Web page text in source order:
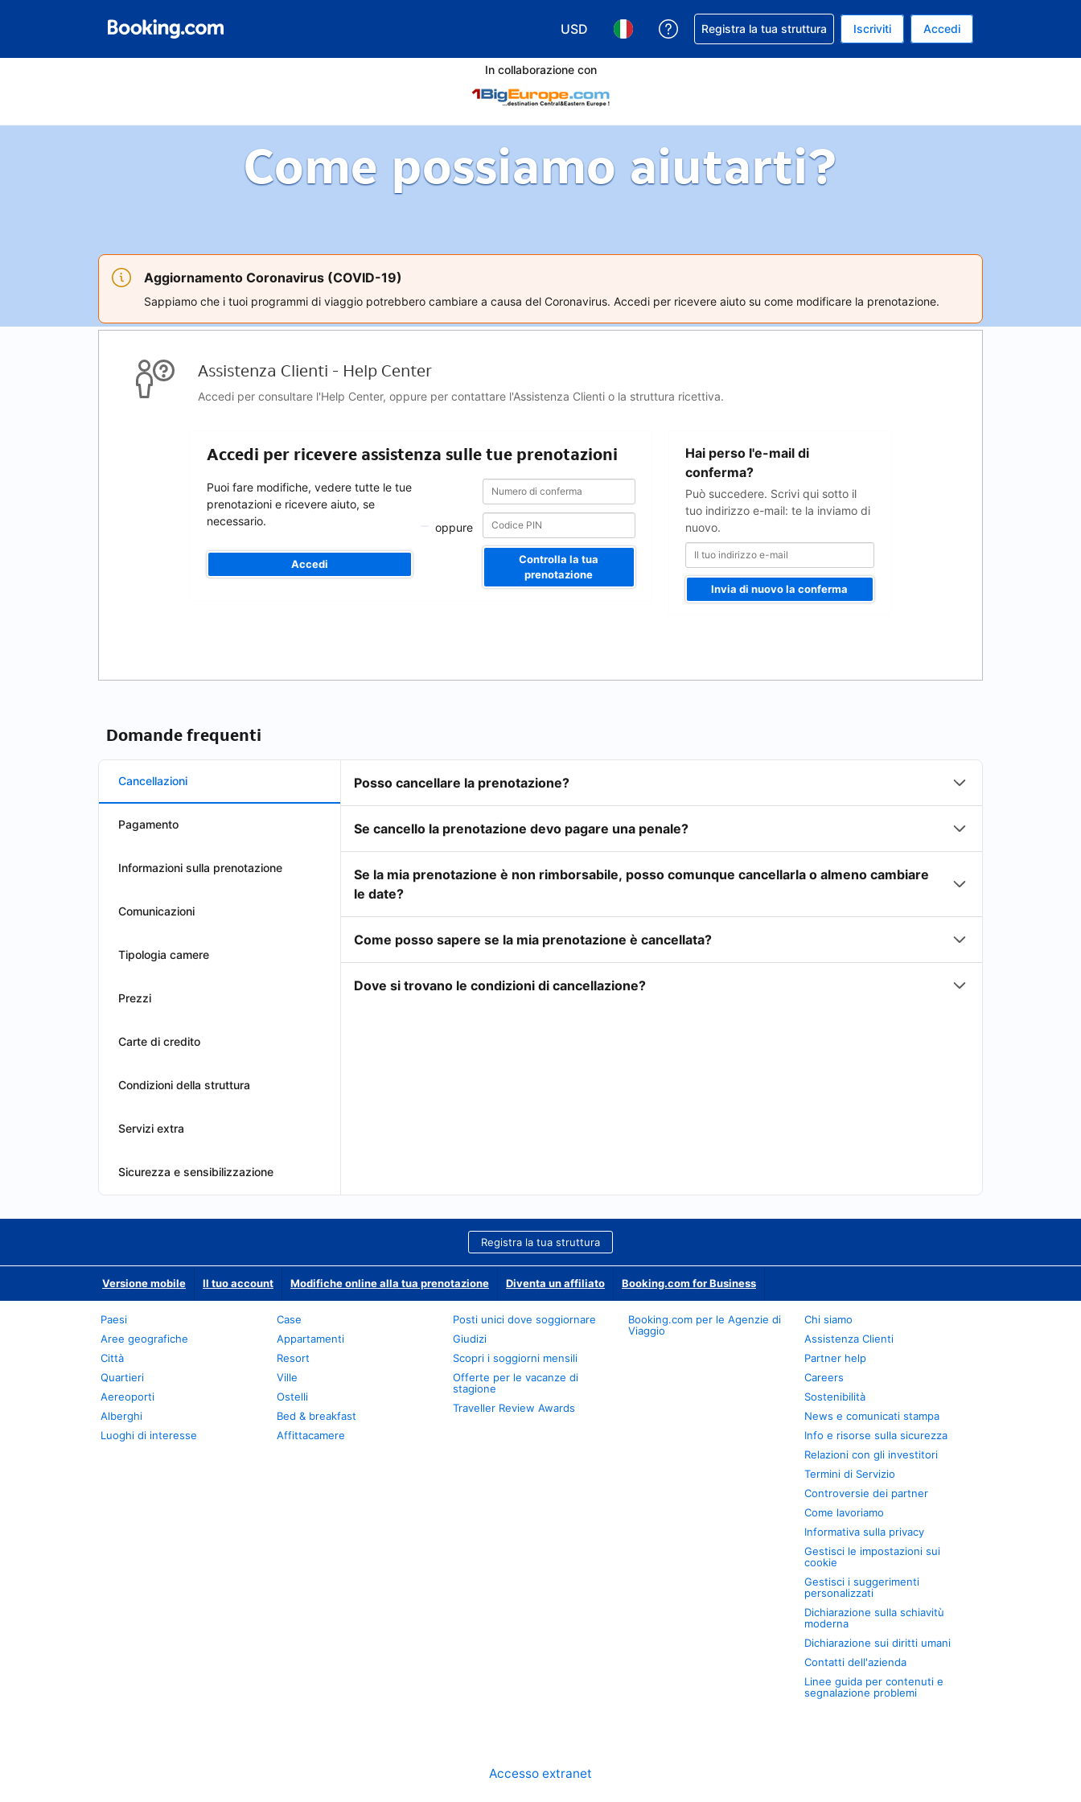
USD
Scegli la tua valuta. Valuta attuale: Dollaro statunitense
Scegli la tua lingua. Lingua attuale: Italiano
Ricevi aiuto con la prenotazione
Registra la tua struttura Iscriviti Accedi
In collaborazione con
Come possiamo aiutarti?
Aggiornamento Coronavirus (COVID-19)
Sappiamo che i tuoi programmi di viaggio potrebbero cambiare a causa del Coronavirus. Accedi per ricevere aiuto su come modificare la prenotazione.
Assistenza Clienti - Help Center
Accedi per consultare l'Help Center, oppure per contattare l'Assistenza Clienti o la struttura ricettiva.
Accedi per ricevere assistenza sulle tue prenotazioni
Puoi fare modifiche, vedere tutte le tue
prenotazioni e ricevere aiuto, se
necessario.
Accedi
oppure
Numero
di
conferma
Numero
conferma
Controlla la tua
prenotazione
Hai perso l'e-mail di
conferma?
Può succedere. Scrivi qui sotto il
tuo indirizzo e-mail: te la inviamo di
nuovo.
indirizzo
Invia di nuovo la conferma
Domande frequenti
Cancellazioni
Pagamento
Informazioni sulla prenotazione
Comunicazioni
Tipologia camere
Prezzi
Carte di credito
Condizioni della struttura
Servizi extra
Sicurezza e sensibilizzazione
Posso cancellare la prenotazione?
Se cancello la prenotazione devo pagare una penale?
Se la mia prenotazione è non rimborsabile, posso comunque cancellarla o almeno cambiare
le date?
Come posso sapere se la mia prenotazione è cancellata?
Dove si trovano le condizioni di cancellazione?
Registra la tua struttura
Versione mobile Il tuo account Modifiche online alla tua prenotazione Diventa un affiliato Booking.com for Business
Paesi
Aree geografiche
Città
Quartieri
Aereoporti
Alberghi
Luoghi di interesse
Case
Appartamenti
Resort
Ville
Ostelli
Bed & breakfast
Affittacamere
Posti unici dove soggiornare
Giudizi
Scopri i soggiorni mensili
Offerte per le vacanze di
stagione
Traveller Review Awards
Booking.com per le Agenzie di
Viaggio
Chi siamo
Assistenza Clienti
Partner help
Careers
Sostenibilità
News e comunicati stampa
Info e risorse sulla sicurezza
Relazioni con gli investitori
Termini di Servizio
Controversie dei partner
Come lavoriamo
Informativa sulla privacy
Gestisci le impostazioni sui
cookie
Gestisci i suggerimenti
personalizzati
Dichiarazione sulla schiavitù
moderna
Dichiarazione sui diritti umani
Contatti dell'azienda
Linee guida per contenuti e
segnalazione problemi
Accesso extranet